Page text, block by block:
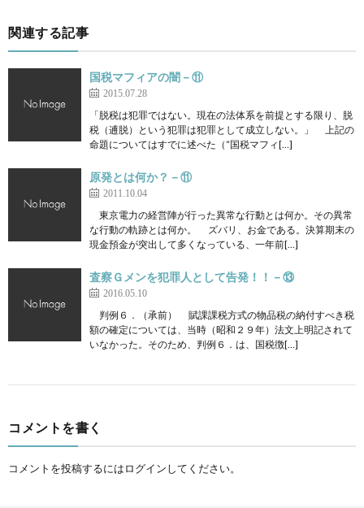
関連する記事
国税マフィアの闇－⑪
2015.07.28
「脱税は犯罪ではない。現在の法体系を前提とする限り、脱
税（逋脱）という犯罪は犯罪として成立しない。」 上記の
命題についてはすでに述べた（“国税マフィ[…]
原発とは何か？－⑪
2011.10.04
東京電力の経営陣が行った異常な行動とは何か。その異常
な行動の軌跡とは何か。 ズバリ、お金である。決算期末の
現金預金が突出して多くなっている、一年前[…]
査察Ｇメンを犯罪人として告発！！－⑬
2016.05.10
判例６．（承前） 賦課課税方式の物品税の納付すべき税
額の確定については、当時（昭和２９年）法文上明記されて
いなかった。そのため、判例６．は、国税徴[…]
コメントを書く
コメントを投稿するにはログインしてください。